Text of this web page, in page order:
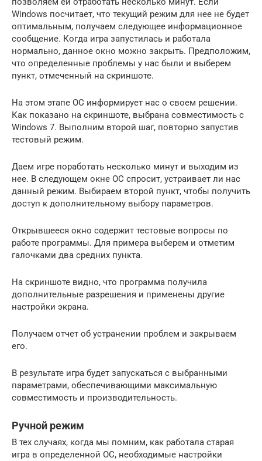
Windows посчитает, что текущий режим для нее не будет
оптимальным, получаем следующее информационное
сообщение. Когда игра запустилась и работала
нормально, данное окно можно закрыть. Предположим,
что определенные проблемы у нас были и выберем
пункт, отмеченный на скриншоте.
На этом этапе ОС информирует нас о своем решении.
Как показано на скриншоте, выбрана совместимость с
Windows 7. Выполним второй шаг, повторно запустив
тестовый режим.
Даем игре поработать несколько минут и выходим из
нее. В следующем окне ОС спросит, устраивает ли нас
данный режим. Выбираем второй пункт, чтобы получить
доступ к дополнительному выбору параметров.
Открывшееся окно содержит тестовые вопросы по
работе программы. Для примера выберем и отметим
галочками два средних пункта.
На скриншоте видно, что программа получила
дополнительные разрешения и применены другие
настройки экрана.
Получаем отчет об устранении проблем и закрываем
его.
В результате игра будет запускаться с выбранными
параметрами, обеспечивающими максимальную
совместимость и производительность.
Ручной режим
В тех случаях, когда мы помним, как работала старая
игра в определенной ОС, необходимые настройки